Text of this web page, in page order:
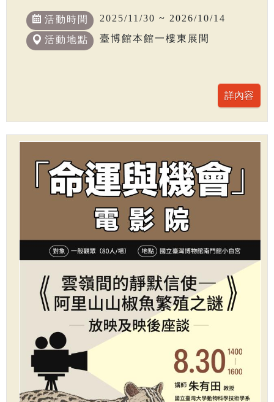
活動時間 2025/11/30 ~ 2026/10/14
活動地點 臺博館本館一樓東展間